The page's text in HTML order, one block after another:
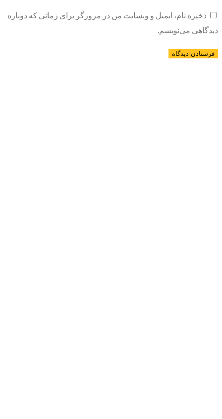
ذخیره نام، ایمیل و وبسایت من در مرورگر برای زمانی که دوباره
دیدگاهی می‌نویسم.